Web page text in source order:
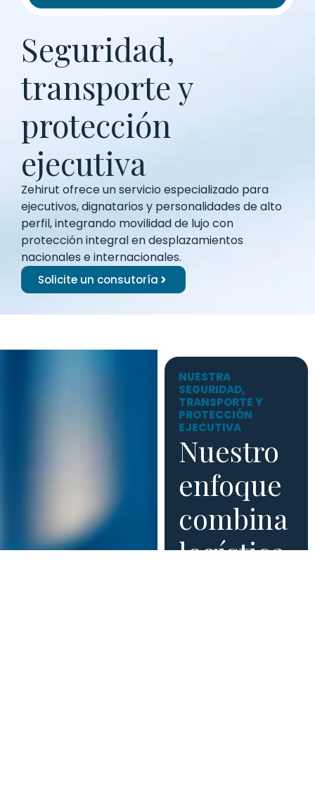
Seguridad,
transporte y
protección
ejecutiva
Zehirut ofrece un servicio especializado para
ejecutivos, dignatarios y personalidades de alto
perfil, integrando movilidad de lujo con
protección integral en desplazamientos
nacionales e internacionales.
Solicite un consutoría
NUESTRA
SEGURIDAD,
TRANSPORTE Y
PROTECCIÓN
EJECUTIVA
Nuestro
enfoque
combina
logística